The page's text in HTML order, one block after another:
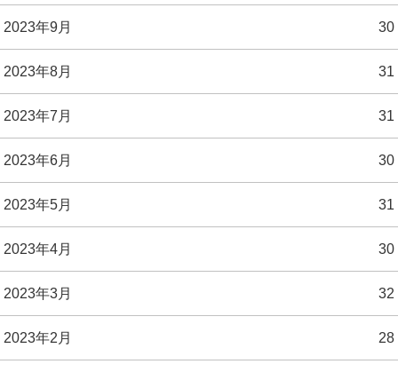
2023年9月 30
2023年8月 31
2023年7月 31
2023年6月 30
2023年5月 31
2023年4月 30
2023年3月 32
2023年2月 28